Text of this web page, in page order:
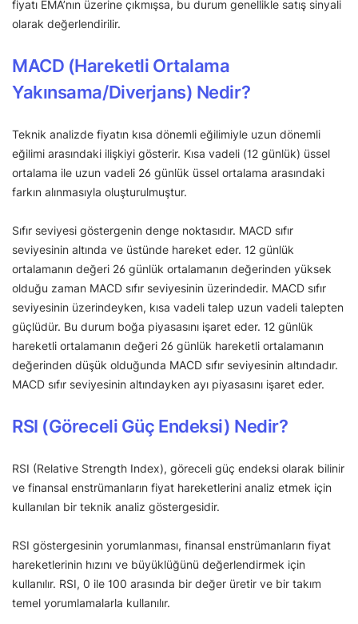
fiyatı EMA’nın üzerine çıkmışsa, bu durum genellikle satış sinyali
olarak değerlendirilir.
MACD (Hareketli Ortalama
Yakınsama/Diverjans) Nedir?
Teknik analizde fiyatın kısa dönemli eğilimiyle uzun dönemli
eğilimi arasındaki ilişkiyi gösterir. Kısa vadeli (12 günlük) üssel
ortalama ile uzun vadeli 26 günlük üssel ortalama arasındaki
farkın alınmasıyla oluşturulmuştur.
Sıfır seviyesi göstergenin denge noktasıdır. MACD sıfır
seviyesinin altında ve üstünde hareket eder. 12 günlük
ortalamanın değeri 26 günlük ortalamanın değerinden yüksek
olduğu zaman MACD sıfır seviyesinin üzerindedir. MACD sıfır
seviyesinin üzerindeyken, kısa vadeli talep uzun vadeli talepten
güçlüdür. Bu durum boğa piyasasını işaret eder. 12 günlük
hareketli ortalamanın değeri 26 günlük hareketli ortalamanın
değerinden düşük olduğunda MACD sıfır seviyesinin altındadır.
MACD sıfır seviyesinin altındayken ayı piyasasını işaret eder.
RSI (Göreceli Güç Endeksi) Nedir?
RSI (Relative Strength Index), göreceli güç endeksi olarak bilinir
ve finansal enstrümanların fiyat hareketlerini analiz etmek için
kullanılan bir teknik analiz göstergesidir.
RSI göstergesinin yorumlanması, finansal enstrümanların fiyat
hareketlerinin hızını ve büyüklüğünü değerlendirmek için
kullanılır. RSI, 0 ile 100 arasında bir değer üretir ve bir takım
temel yorumlamalarla kullanılır.